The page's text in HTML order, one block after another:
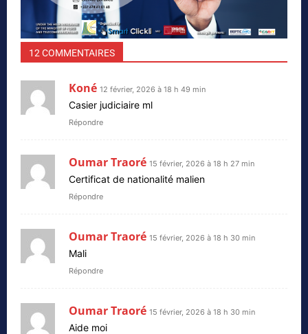
12 COMMENTAIRES
Koné 12 février, 2026 à 18 h 49 min
Casier judiciaire ml
Répondre
Oumar Traoré 15 février, 2026 à 18 h 27 min
Certificat de nationalité malien
Répondre
Oumar Traoré 15 février, 2026 à 18 h 30 min
Mali
Répondre
Oumar Traoré 15 février, 2026 à 18 h 30 min
Aide moi